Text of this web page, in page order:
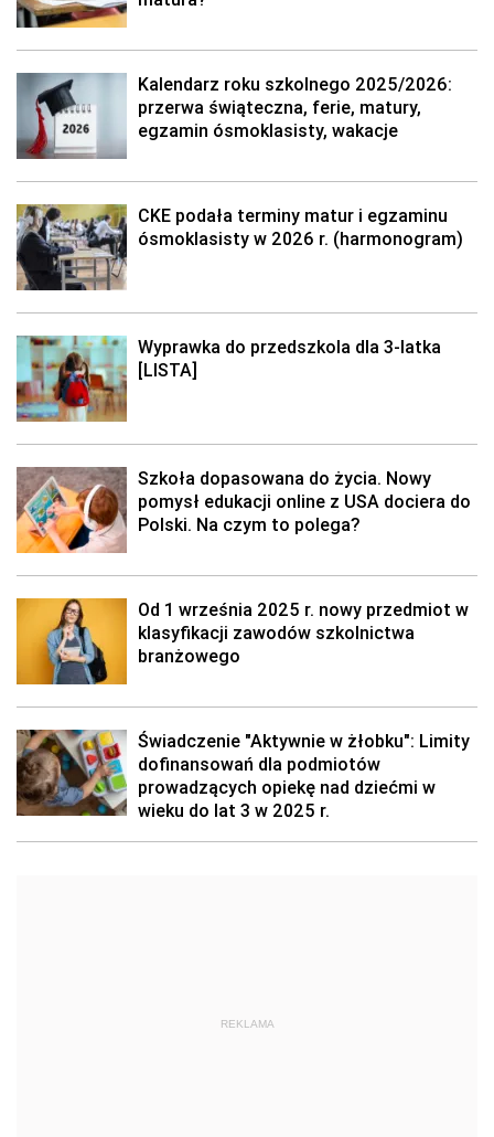
Kalendarz roku szkolnego 2025/2026:
przerwa świąteczna, ferie, matury,
egzamin ósmoklasisty, wakacje
CKE podała terminy matur i egzaminu
ósmoklasisty w 2026 r. (harmonogram)
Wyprawka do przedszkola dla 3-latka
[LISTA]
Szkoła dopasowana do życia. Nowy
pomysł edukacji online z USA dociera do
Polski. Na czym to polega?
Od 1 września 2025 r. nowy przedmiot w
klasyfikacji zawodów szkolnictwa
branżowego
Świadczenie "Aktywnie w żłobku": Limity
dofinansowań dla podmiotów
prowadzących opiekę nad dziećmi w
wieku do lat 3 w 2025 r.
REKLAMA